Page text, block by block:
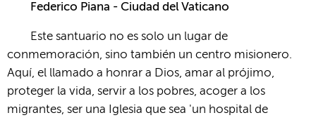
Federico Piana - Ciudad del Vaticano
Este santuario no es solo un lugar de
conmemoración, sino también un centro misionero.
Aquí, el llamado a honrar a Dios, amar al prójimo,
proteger la vida, servir a los pobres, acoger a los
migrantes, ser una Iglesia que sea 'un hospital de